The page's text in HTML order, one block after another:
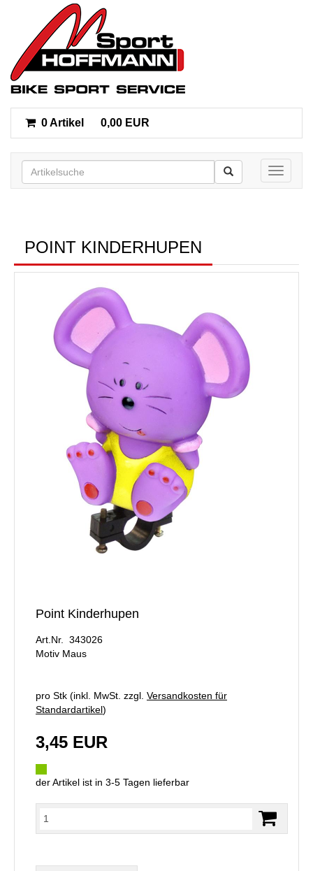
0 Artikel 0,00 EUR
Toggle
POINT KINDERHUPEN
Point Kinderhupen
Art.Nr. 343026
Motiv Maus
pro Stk (inkl. MwSt. zzgl. Versandkosten für
Standardartikel)
3,45 EUR
der Artikel ist in 3-5 Tagen lieferbar